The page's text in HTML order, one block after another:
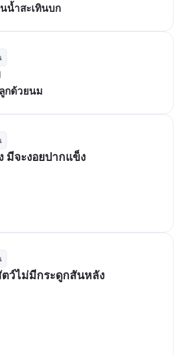
น้ำสะเทินบก
กด้วยนม
มีจะงอยปากแข็ง
ว์ไม่มีกระดูกสันหลัง